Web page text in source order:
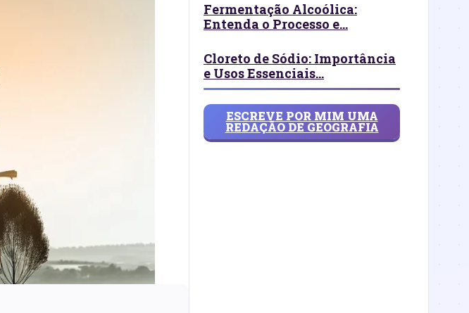
Fermentação Alcoólica:
Entenda o Processo e...
Cloreto de Sódio: Importância
e Usos Essenciais...
ESCREVE POR MIM UMA
REDAÇÃO DE GEOGRAFIA